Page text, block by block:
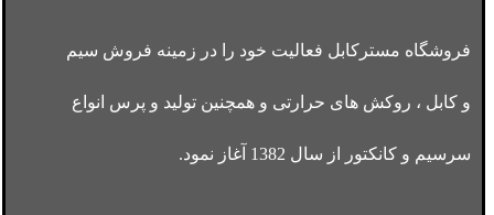
فروشگاه مسترکابل فعالیت خود را در زمینه فروش سیم
و کابل ، روکش های حرارتی و همچنین تولید و پرس انواع
سرسیم و کانکتور از سال 1382 آغاز نمود.